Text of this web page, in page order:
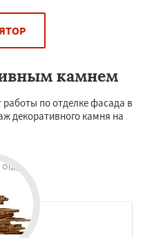
камнем
работы по отделке фасада в
декоративного камня на